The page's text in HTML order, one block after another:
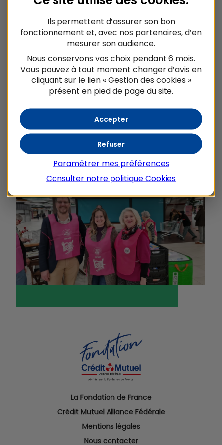
Pour atteindre cet objectif, ils ont besoin de la
mobilisation de toutes et tous afin d’accueillir les
clients en magasin, distribuer des flyers,
récupérer les produits en sortie de caisse ou
encore trier les denrées est
En 2024,plus de 200 collaborateurs et élus de
Crédit Mutuel Alliance Fédéraleont participé à
la Collecte Nationale.
Bénévole d’un jour ! On compte sur vous !
La Fondation de France
Crédit Mutuel Alliance Fédérale
Mentions légales
Nous contacter
Ils permettent d’assurer son bon
fonctionnement et, avec nos partenaires, d’en
mesurer son audience.
Nous conservons vos choix pendant 6 mois.
Vous pouvez à tout moment changer d’avis en
cliquant sur le lien « Gestion des cookies »
présent en pied de page du site.
Accepter
Refuser
Paramétrer mes préférences
Consulter notre politiqueCookies